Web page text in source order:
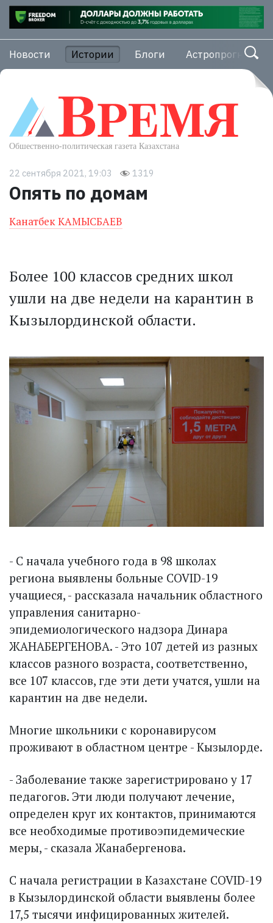
Новости Истории Блоги Астропрогноз
22 сентября 2021, 19:03 1319
Опять по домам
Канатбек КАМЫСБАЕВ
Более 100 классов средних школ
ушли на две недели на карантин в
Кызылординской области.
- С начала учебного года в 98 школах
региона выявлены больные COVID-19
учащиеся, - рассказала начальник областного
управления санитарно-
эпидемиологического надзора Динара
ЖАНАБЕРГЕНОВА. - Это 107 детей из разных
классов разного возраста, соответственно,
все 107 классов, где эти дети учатся, ушли на
карантин на две недели.
Многие школьники с коронавирусом
проживают в областном центре - Кызылорде.
- Заболевание также зарегистрировано у 17
педагогов. Эти люди получают лечение,
определен круг их контактов, принимаются
все необходимые противоэпидемические
меры, - сказала Жанабергенова.
С начала регистрации в Казахстане COVID-19
в Кызылординской области выявлены более
17,5 тысячи инфицированных жителей.